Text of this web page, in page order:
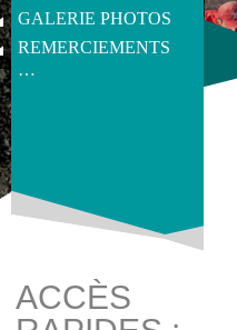
GALERIE PHOTOS
REMERCIEMENTS
…
get_post_meta(get_the_ID(),
ACCÈS